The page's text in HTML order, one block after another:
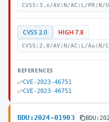
CVSS:3.x/AV:N/AC:L/
CVSS 2.0 HIGH 7.8
CVSS:2.0/AV:N/AC:L/Au:N/
REFERENCES
CVE-2023-46751
CVE-2023-46751
BDU:2024-01903